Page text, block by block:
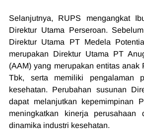
Selanjutnya, RUPS mengangkat
Direktur Utama Perseroan.
Direktur Utama PT Medela
merupakan Direktur Utama PT
(AAM) yang merupakan entitas anak
Tbk, serta memiliki pengalaman
kesehatan. Perubahan susunan
dapat melanjutkan kepemimpinan
meningkatkan kinerja perusahaan
dinamika industri kesehatan.